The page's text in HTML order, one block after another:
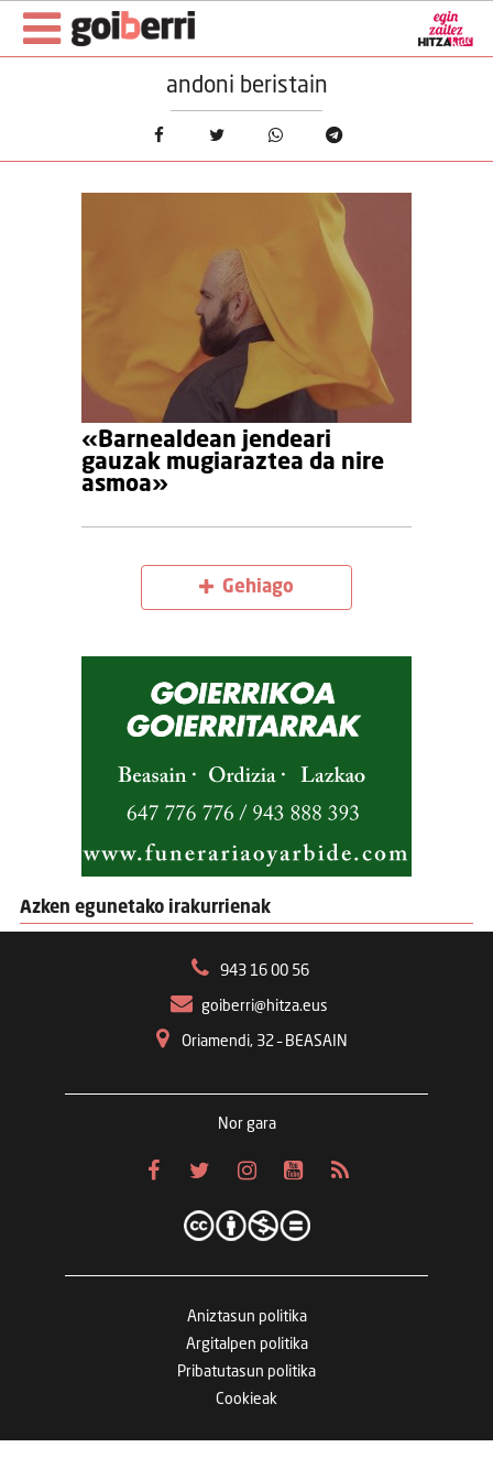
andoni beristain
«Barnealdean jendeari
gauzak mugiaraztea da nire
asmoa»
Gehiago
Azken egunetako irakurrienak
943 16 00 56
goiberri@hitza.eus
Oriamendi, 32 – BEASAIN
Nor gara
Aniztasun politika
Argitalpen politika
Pribatutasun politika
Cookieak